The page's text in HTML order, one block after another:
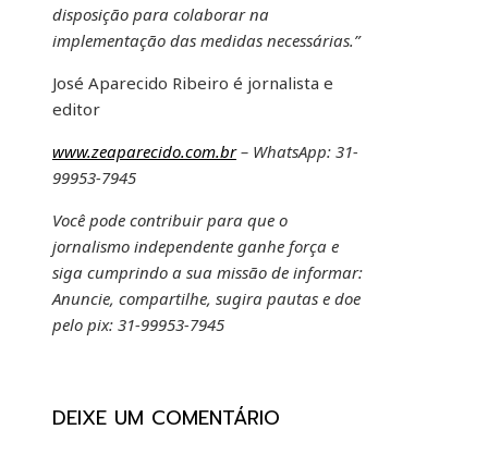
disposição para colaborar na
implementação das medidas necessárias.”
José Aparecido Ribeiro é jornalista e
editor
www.zeaparecido.com.br– WhatsApp: 31-
99953-7945
Você pode contribuir para que o
jornalismo independente ganhe força e
siga cumprindo a sua missão de informar:
Anuncie, compartilhe, sugira pautas e doe
pelo pix: 31-99953-7945
DEIXE UM COMENTÁRIO